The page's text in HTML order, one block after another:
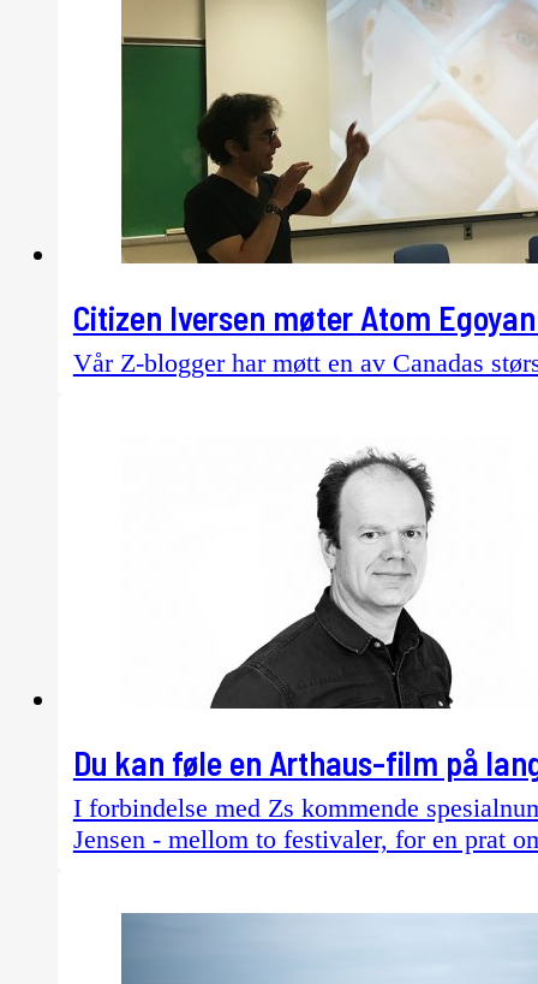
Citizen Iversen møter Atom
Vår Z-blogger har møtt en av Canadas
Du kan føle en Arthaus-film på
I forbindelse med Zs kommende
Jensen - mellom to festivaler, for en prat